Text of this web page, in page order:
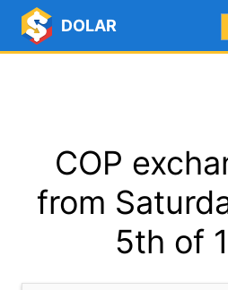
DOLAR
COP
from
5th of